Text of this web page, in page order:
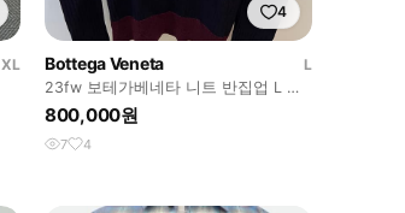
XL
4
Bottega Veneta
L
23fw 보테가베네타 니트 반집업 L 덱
스착용 (새상품급,한정판)
800,000원
7 4